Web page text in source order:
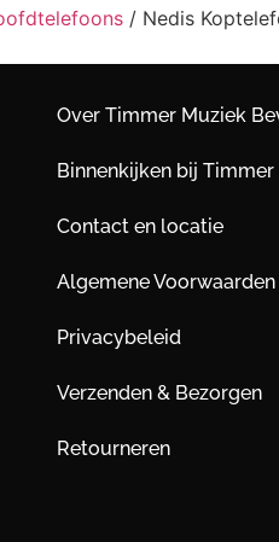
/ Nedis
Over Timmer Muziek
Binnenkijken bij
Contact en locatie
Algemene Voorwaarden
Privacybeleid
Verzenden & Bezorgen
Retourneren